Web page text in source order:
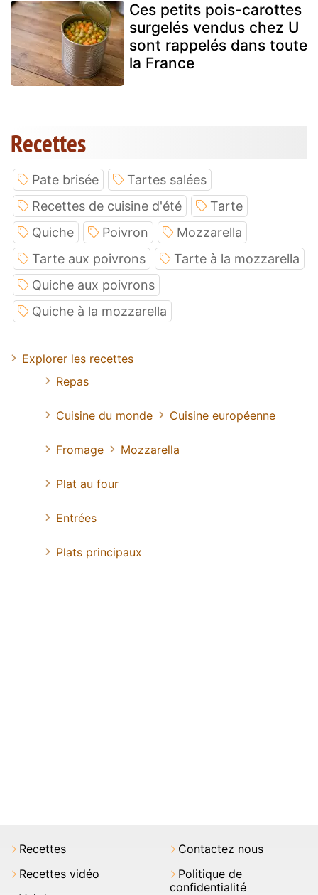
Ces petits pois-carottes
surgelés vendus chez U
sont rappelés dans toute
la France
Recettes
Pate brisée
Tartes salées
Recettes de cuisine d'été
Tarte
Quiche
Poivron
Mozzarella
Tarte aux poivrons
Tarte à la mozzarella
Quiche aux poivrons
Quiche à la mozzarella
Explorer les recettes
Repas
Cuisine du monde Cuisine européenne
Fromage Mozzarella
Plat au four
Entrées
Plats principaux
Recettes
Recettes vidéo
Contactez nous
Politique de
confidentialité